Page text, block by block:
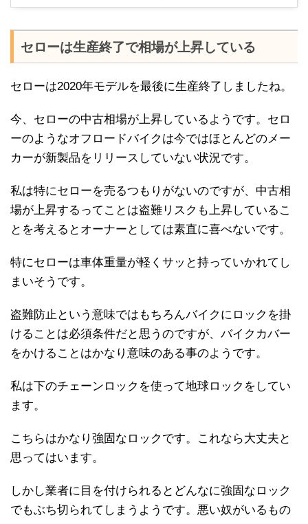
セローは生産終了で相場が上昇している
セローは2020年モデルを最後に生産終了しましたね。
今、セローの中古相場が上昇しているようです。セロ
ーのようなオフロードバイクは今ではほとんどのメー
カーが新製品をリリースしていない状況です。
私は特にセローを売るつもりがないのですが、中古相
場が上昇するってことは盗難リスクも上昇しているこ
とを考えるとオーナーとしては素直に喜べないです。
特にセローは車体重量が軽くサッと持っていかれてし
まいそうです。
盗難防止という意味ではもちろんバイクにロックを掛
けることは必須条件だと思うのですが、バイクカバー
をかけることはかなり意味のある事のようです。
私は下のチェーンロックを使って地球ロックをしてい
ます。
こちらはかなり強固なロックです。これなら大丈夫と
思ってはいます。
しかし業者に目を付けられるとどんなに強固なロック
でもぶち切られてしまうようです。悪い奴がいるもの